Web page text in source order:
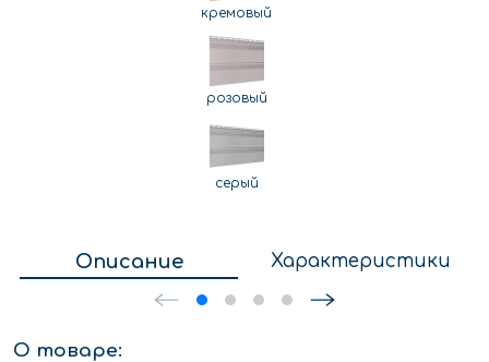
кремовый
розовый
серый
Описание Характеристики
О товаре: